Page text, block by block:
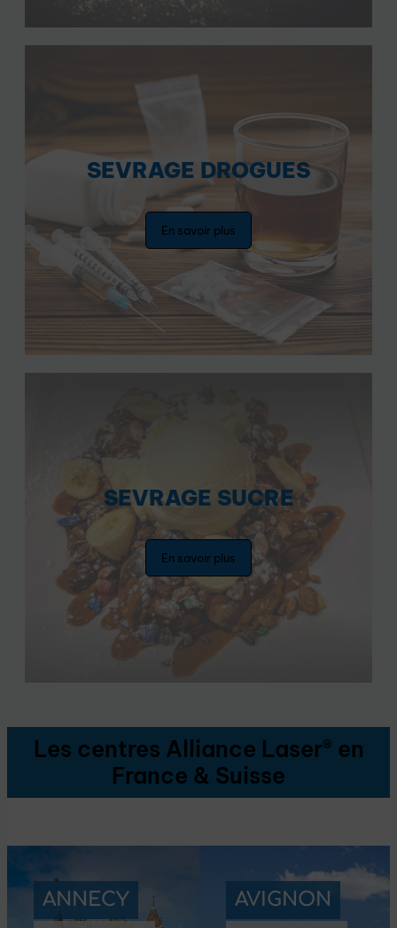
SEVRAGE DROGUES
En savoir plus
SEVRAGE SUCRE
En savoir plus
Les centres Alliance Laser® en
France & Suisse
ANNECY
AVIGNON